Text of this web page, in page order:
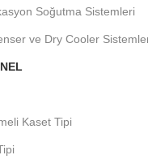
Soğutma Sistemleri
ve Dry Cooler
Kaset Tipi